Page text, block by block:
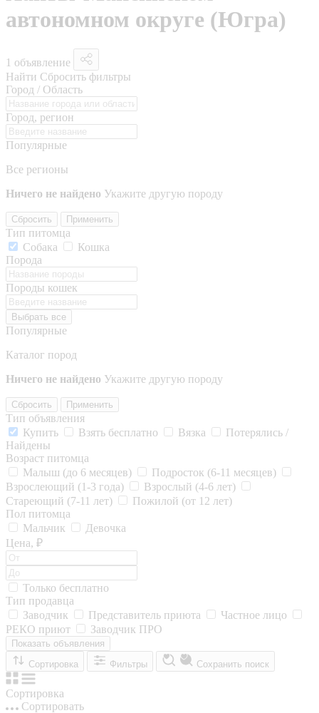
автономном округе (Югра)
1 объявление
Найти Сбросить фильтры
Город / Область
Город, регион
Популярные
Все регионы
Ничего не найдено Укажите другую породу
Сбросить Применить
Тип питомца
Собака
Кошка
Порода
Породы кошек
Выбрать все
Популярные
Каталог пород
Ничего не найдено Укажите другую породу
Сбросить Применить
Тип объявления
Купить
Взять бесплатно Вязка
Потерялись /
Найдены
Возраст питомца
Малыш (до 6 месяцев)
Подросток (6-11 месяцев)
Взрослеющий (1-3 года)
Взрослый (4-6 лет)
Стареющий (7-11 лет)
Пожилой (от 12 лет)
Пол питомца
Мальчик
Девочка
Цена, ₽
Только бесплатно
Тип продавца
Заводчик
Представитель приюта
Частное лицо
РЕКО приют
Заводчик ПРО
Показать объявления
Сортировка
Фильтры Сохранить поиск
Сортировка
Сортировать